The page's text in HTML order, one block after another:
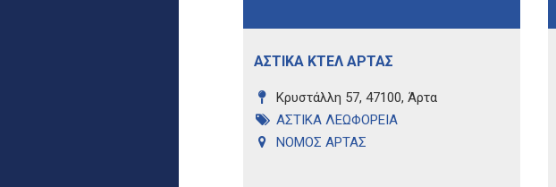
ΑΣΤΙΚΑ ΚΤΕΛ ΑΡΤΑΣ
Κρυστάλλη 57, 47100, Άρτα
ΑΣΤΙΚΑ ΛΕΩΦΟΡΕΙΑ
ΝΟΜΟΣ ΑΡΤΑΣ